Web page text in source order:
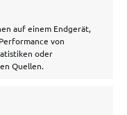
auf einem Endgerät,
von
oder
Quellen.